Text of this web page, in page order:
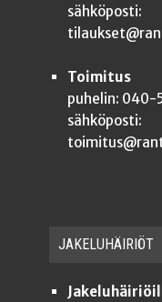
sähköposti:
Toimitus
puhelin: 040-
sähköposti:
JAKE­LU­HÄI­RIÖT